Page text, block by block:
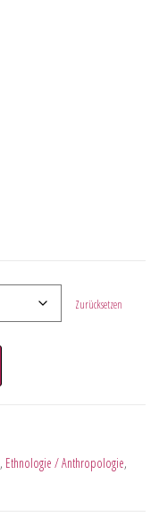
Zurücksetzen
, Ethnologie / Anthropologie,